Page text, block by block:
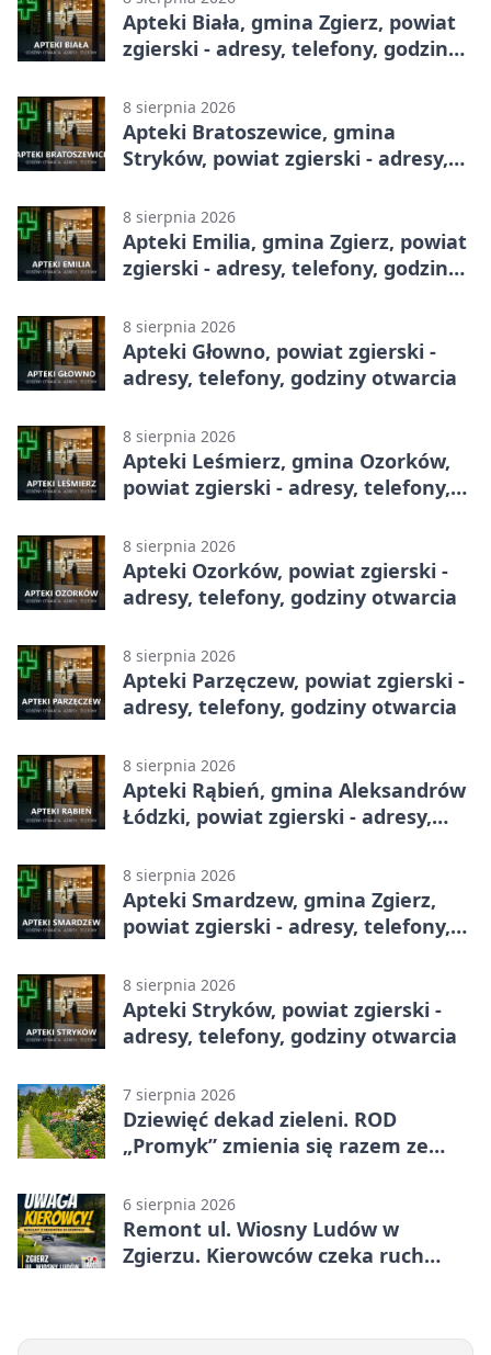
Apteki Biała, gmina Zgierz, powiat
zgierski - adresy, telefony, godziny
8 sierpnia 2026
Apteki Bratoszewice, gmina
Stryków, powiat zgierski - adresy,
8 sierpnia 2026
Apteki Emilia, gmina Zgierz, powiat
zgierski - adresy, telefony, godziny
8 sierpnia 2026
Apteki Głowno, powiat zgierski -
adresy, telefony, godziny otwarcia
8 sierpnia 2026
Apteki Leśmierz, gmina Ozorków,
powiat zgierski - adresy, telefony,
8 sierpnia 2026
Apteki Ozorków, powiat zgierski -
adresy, telefony, godziny otwarcia
8 sierpnia 2026
Apteki Parzęczew, powiat zgierski -
adresy, telefony, godziny otwarcia
8 sierpnia 2026
Apteki Rąbień, gmina Aleksandrów
Łódzki, powiat zgierski - adresy,
8 sierpnia 2026
Apteki Smardzew, gmina Zgierz,
powiat zgierski - adresy, telefony,
8 sierpnia 2026
Apteki Stryków, powiat zgierski -
adresy, telefony, godziny otwarcia
7 sierpnia 2026
Dziewięć dekad zieleni. ROD
„Promyk” zmienia się razem ze
6 sierpnia 2026
Remont ul. Wiosny Ludów w
Zgierzu. Kierowców czeka ruch